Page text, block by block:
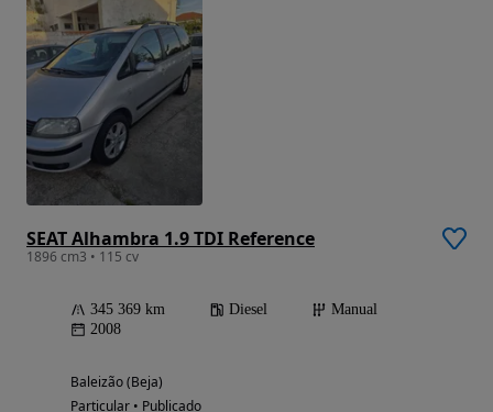
SEAT Alhambra 1.9 TDI Reference
1896 cm3 • 115 cv
345 369 km Diesel
Manual
2008
Baleizão (Beja)
Particular • Publicado